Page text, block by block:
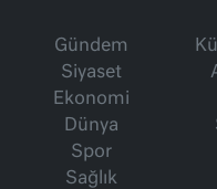
Gündem
Siyaset
Ekonomi
Dünya
Spor
Sağlık